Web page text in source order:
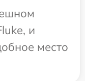
и
место